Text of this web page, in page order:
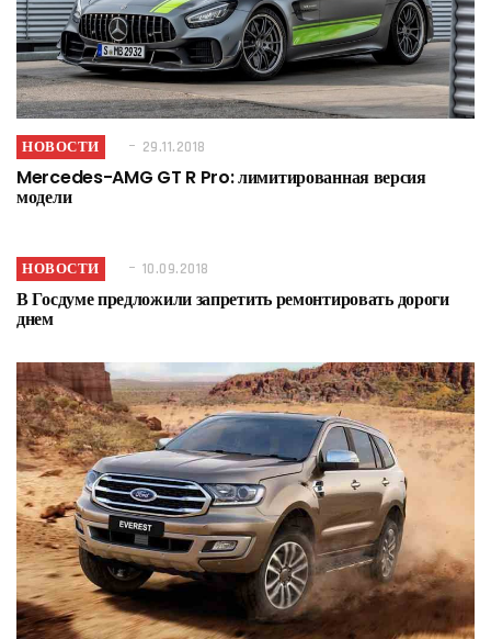
НОВОСТИ 29.11.2018
Mercedes-AMG GT R Pro: лимитированная версия
модели
НОВОСТИ 10.09.2018
В Госдуме предложили запретить ремонтировать дороги
днем